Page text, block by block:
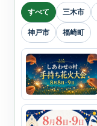
すべて 三木市
神戸市
福崎町